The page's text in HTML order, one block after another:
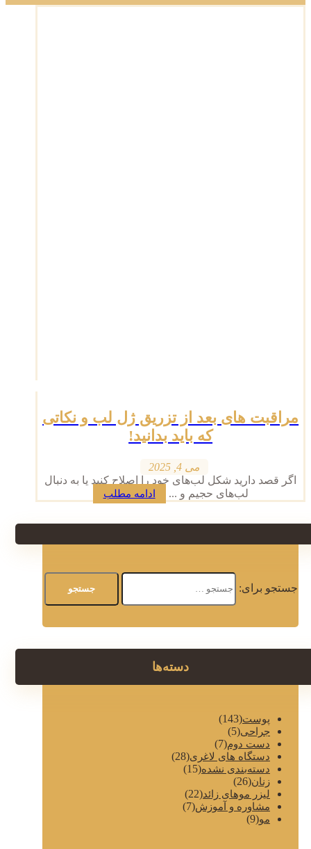
مراقبت های بعد از تزریق ژل لب و نکاتی
که باید بدانید!
می 4, 2025
اگر قصد دارید شکل لب‌های خود را اصلاح کنید یا به دنبال
لب‌های حجیم و ...
ادامه مطلب
جستجو برای:
دسته‌ها
پوست(143)
جراحی(5)
دست دوم(7)
دستگاه های لاغری(28)
دسته‌بندی نشده(15)
زنان(26)
لیزر موهای زائد(22)
مشاوره و آموزش(7)
مو(9)